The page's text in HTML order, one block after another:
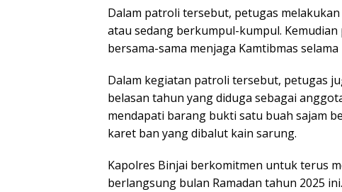
Dalam patroli tersebut, petugas
atau sedang berkumpul-kumpul.
bersama-sama menjaga Kamtibmas selama
Dalam kegiatan patroli tersebut, petugas
belasan tahun yang diduga sebagai
mendapati barang bukti satu buah sajam
karet ban yang dibalut kain sarung.
Kapolres Binjai berkomitmen untuk terus
berlangsung bulan Ramadan tahun 2025